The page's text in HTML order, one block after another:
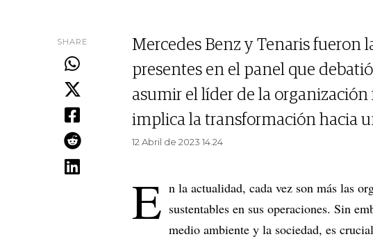
SHARE
Mercedes Benz y Tenaris fueron
presentes en el panel que
asumir el líder de la
implica la transformación hacia
12 Abril de 2023 14.24
E n la actualidad, cada vez son más las
sustentables en sus operaciones. Sin
medio ambiente y la sociedad, es